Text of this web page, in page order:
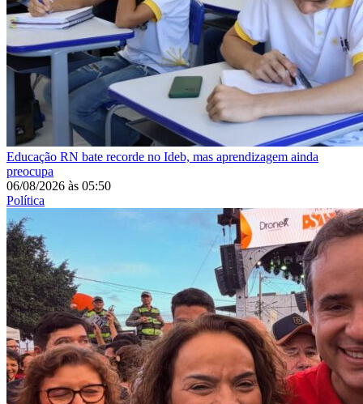
Educação RN bate recorde no Ideb, mas aprendizagem ainda
preocupa
06/08/2026 às 05:50
Política